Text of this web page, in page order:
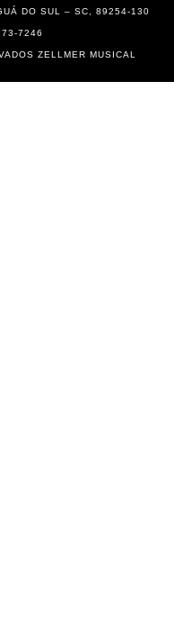
DO SUL – SC, 89254-130
7246
ZELLMER MUSICAL